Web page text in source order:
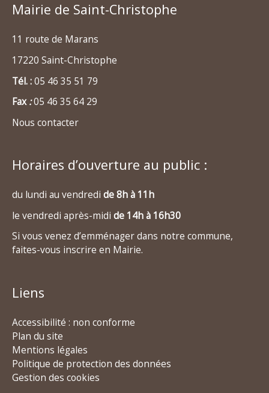
Mairie de Saint-Christophe
11 route de Marans
17220 Saint-Christophe
Tél. :05 46 35 51 79
Fax:05 46 35 64 29
Nous contacter
Horaires d’ouverture au public :
du lundi au vendredi de 8h à 11h
le vendredi après-midi de 14h à 16h30
Si vous venez d’emménager dans notre commune,
faites-vous inscrire en Mairie.
Liens
Accessibilité : non conforme
Plan du site
Mentions légales
Politique de protection des données
Gestion des cookies